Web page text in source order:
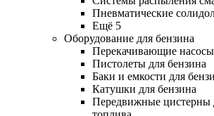
Пневматические
Ещё 5
Оборудование для бензина
Перекачивающие насосы
Пистолеты для бензина
Баки и емкости для
Катушки для бензина
Передвижные цистерны